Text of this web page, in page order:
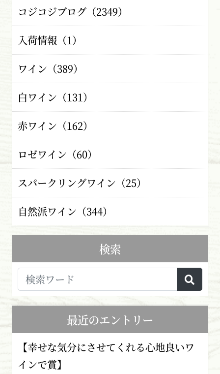
コジコジブログ（2349）
入荷情報（1）
ワイン（389）
白ワイン（131）
赤ワイン（162）
ロゼワイン（60）
スパークリングワイン（25）
自然派ワイン（344）
検索
最近のエントリー
【幸せな気分にさせてくれる心地良いワ
インで賞】